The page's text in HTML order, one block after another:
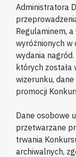
Administratora
Regulaminem,
wyróżnionych w
wydania
których została
wizerunku,
promocji
Dane osobowe
przetwarzane
trwania
archiwalnych,